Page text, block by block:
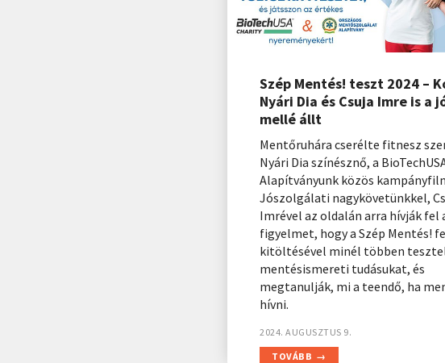
Szép Mentés! teszt 2024 –
Nyári Dia és Csuja Imre is a
mellé állt
Mentőruhára cserélte fitnesz
Nyári Dia színésznő, a
Alapítványunk közös
Jószolgálati nagykövetünkkel,
Imrével az oldalán arra hívják fel
figyelmet, hogy a Szép Mentés!
kitöltésével minél többen
mentésismereti tudásukat, és
megtanulják, mi a teendő, ha
hívni.
TOVÁBB
2024. AUGUSZTUS 9.